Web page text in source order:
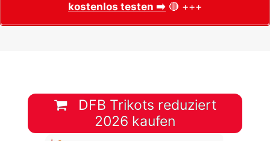
kostenlos testen ➡️ 🔴 +++
DFB Trikots reduziert
2026 kaufen